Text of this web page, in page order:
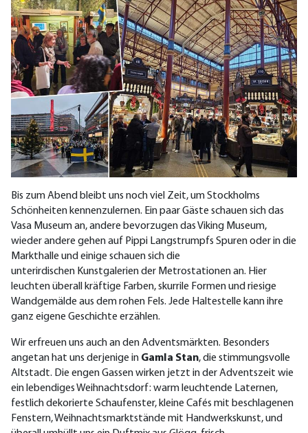
Bis zum Abend bleibt uns noch viel Zeit, um Stockholms
Schönheiten kennenzulernen. Ein paar Gäste schauen sich das
Vasa Museum an, andere bevorzugen das Viking Museum,
wieder andere gehen auf Pippi Langstrumpfs Spuren oder in die
Markthalle und einige schauen sich die
unterirdischen Kunstgalerien der Metrostationen an. Hier
leuchten überall kräftige Farben, skurrile Formen und riesige
Wandgemälde aus dem rohen Fels. Jede Haltestelle kann ihre
ganz eigene Geschichte erzählen.
Wir erfreuen uns auch an den Adventsmärkten. Besonders
angetan hat uns derjenige in Gamla Stan, die stimmungsvolle
Altstadt. Die engen Gassen wirken jetzt in der Adventszeit wie
ein lebendiges Weihnachtsdorf: warm leuchtende Laternen,
festlich dekorierte Schaufenster, kleine Cafés mit beschlagenen
Fenstern, Weihnachtsmarktstände mit Handwerkskunst, und